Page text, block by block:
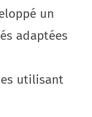
un
adaptées
utilisant